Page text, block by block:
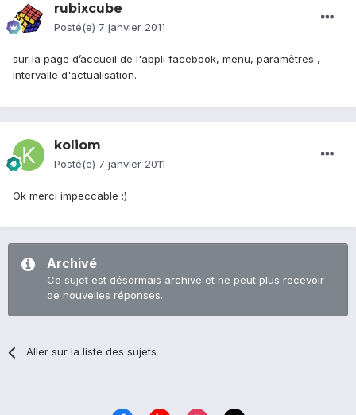
rubixcube
Posté(e) 7 janvier 2011
sur la page d’accueil de l'appli facebook, menu, paramètres ,
intervalle d'actualisation.
koliom
Posté(e) 7 janvier 2011
Ok merci impeccable :)
Archivé
Ce sujet est désormais archivé et ne peut plus recevoir
de nouvelles réponses.
Aller sur la liste des sujets